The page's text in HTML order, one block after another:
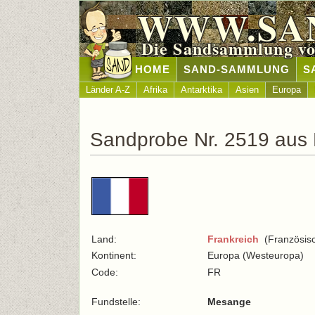
Die Sandsammlung
HOME SAND-SAMMLUNG
Länder A-Z Afrika Antarktika Asien Europa
Sandprobe Nr. 2519 aus
Land: Frankreich
Kontinent:
Europa (Westeuropa)
Code:
FR
Fundstelle: Mesange